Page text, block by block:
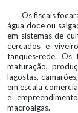
Os fiscais
água doce ou
em sistemas de
cercados e
tanques-rede. Os
maturação,
lagostas,
em escala
e
macroalgas.